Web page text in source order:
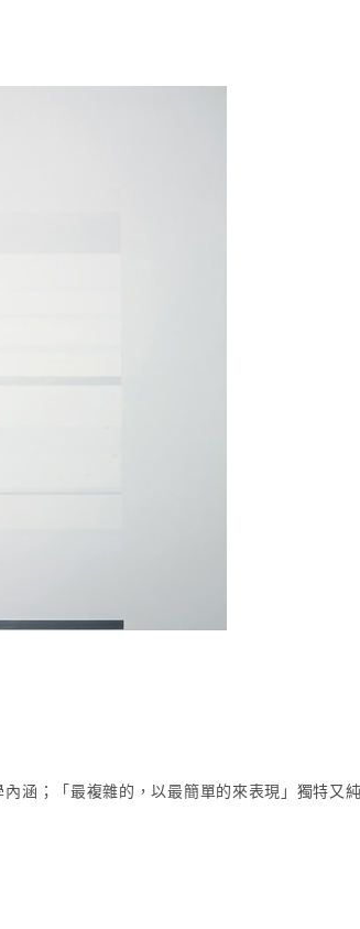
涵；「最複雜的，以最簡單的來表現」獨特又